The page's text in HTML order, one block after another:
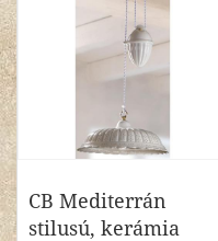
CB Mediterrán
stilusú, kerámia